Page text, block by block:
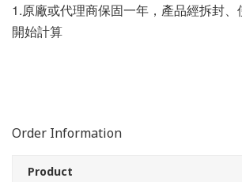
1.原廠或代理商保固一年，產品經拆封、
開始計算
Order Information
Product